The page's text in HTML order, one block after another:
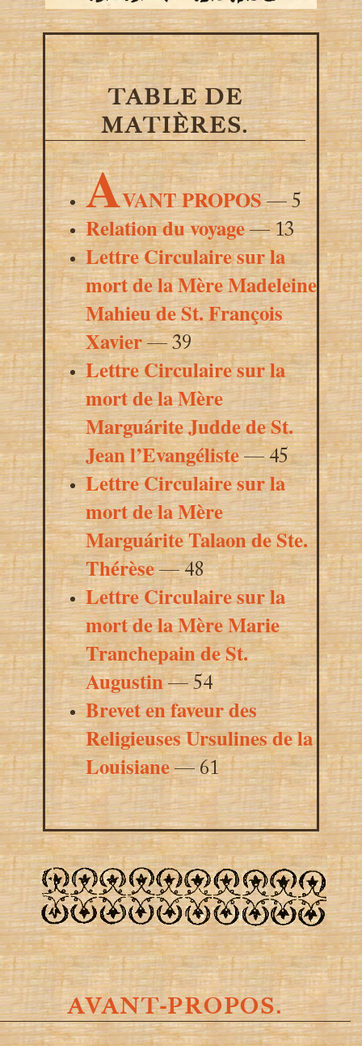
TABLE DE
MATIÈRES.
AVANT PROPOS— 5
Relation du voyage— 13
Lettre Circulaire sur la
mort de la Mère Madeleine
Mahieu de St. François
Xavier— 39
Lettre Circulaire sur la
mort de la Mère
Marguárite Judde de St.
Jean l’Evangéliste— 45
Lettre Circulaire sur la
mort de la Mère
Marguárite Talaon de Ste.
Thérèse— 48
Lettre Circulaire sur la
mort de la Mère Marie
Tranchepain de St.
Augustin— 54
Brevet en faveur des
Religieuses Ursulines de la
Louisiane— 61
AVANT-PROPOS.